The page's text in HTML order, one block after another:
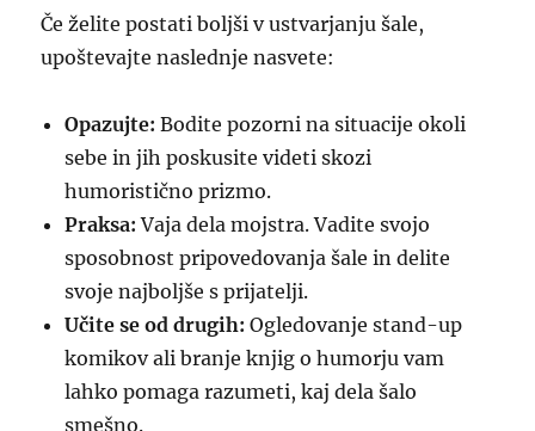
Če želite postati boljši v ustvarjanju šale,
upoštevajte naslednje nasvete:
Opazujte: Bodite pozorni na situacije okoli
sebe in jih poskusite videti skozi
humoristično prizmo.
Praksa: Vaja dela mojstra. Vadite svojo
sposobnost pripovedovanja šale in delite
svoje najboljše s prijatelji.
Učite se od drugih: Ogledovanje stand-up
komikov ali branje knjig o humorju vam
lahko pomaga razumeti, kaj dela šalo
smešno.